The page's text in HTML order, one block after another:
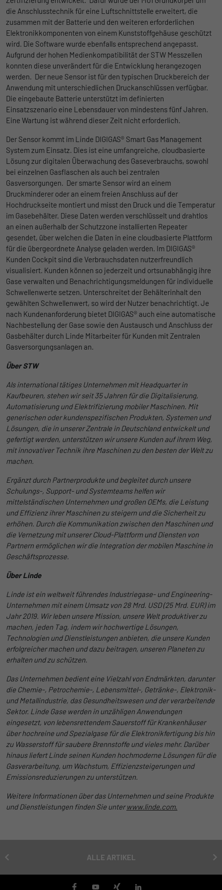
die Anschlusstechnik für eine Luftschnittstelle erweitert, die
zusammen mit der Batterie und den weiteren erforderlichen
Elektronikkomponenten von einem Kunststoffgehäuse geschützt
wird. Die Software wurde ebenfalls entsprechend angepasst.
Aufgrund der hohen Medienkompatibilität der STW Messzellen
konnten diese unverändert für die Entwicklung herangezogen
werden. Der neue Sensor ist für den typischen Druckbereich der
Anwendung mit unterschiedlichen Druckanschlüssen verfügbar.
Die eingebaute Batterie unterstützt im definierten
Einsatzszenario eine Lebensdauer von mindestens fünf Jahren.
Eine Wartung ist während dieser Zeit nicht erforderlich.
Der Sensor kommt im Linde DIGIGAS® Smart Gas Management
System zum Einsatz. Dies ist eine umfangreiche, cloudbasierte
Lösung zur digitalen Überwachung des Gaseverbrauchs, sowohl
bei einzelnen Gasflaschen als auch bei zentralen
Gasversorgungen. Der smarte Sensor wird an einem
Druckminderer oder an einem freien Anschluss auf der
Hochdruckseite montiert und misst den Druck und die Temperatur
im Gasebehälter. Diese Daten werden verschlüsselt und drahtlos
an einen außerhalb der Schutzzone installierten Repeater
gesendet, über welchen die Daten in eine cloudbasierte Plattform
für die übergeordnete Analyse geladen werden. Im DIGIGAS®
Kunden Cockpit sind die Verbrauchsdaten nutzerfreundlich
visualisiert. Kunden können so jederzeit und ortsunabhängig ihre
Gase verwalten und Benachrichtigungsmeldungen für individuelle
Schwellenwerte setzen. Unterschreitet der Behälterinhalt den
gewählten Schwellenwert, so wird der Nutzer benachrichtigt. Je
nach Kundenanforderung bietet DIGIGAS® auch eine automatische
Nachbestellung der Gase sowie den Austausch und Anschluss der
Gasbehälter durch Linde Mitarbeiter für Kunden mit Zentralen
Gasversorgungsanlagen an.
Über STW
Als international tätiges Unternehmen mit Headquarter in
Kaufbeuren, stehen wir seit 35 Jahren für die Digitalisierung,
Automatisierung und Elektrifizierung mobiler Maschinen. Mit
generischen oder kundenspezifischen Produkten, Systemen und
Lösungen, die in unserer Zentrale in Deutschland entwickelt und
gefertigt werden, unterstützen wir unsere Kunden auf ihrem Weg,
mit innovativer Technik ihre Maschinen zu den besten der Welt zu
machen.
Ergänzt durch Partnerprodukte und begleitet durch unsere
Schulungs-, Support- und Systemteams helfen wir
mittelständischen Unternehmen und großen OEMs, die Leistung
und Effizienz ihrer Maschinen zu steigern und die Sicherheit zu
erhöhen. Durch die Kommunikation zwischen den Maschinen und
die Vernetzung mit unserer Cloud-Plattform und Diensten von
Partnern ermöglichen wir die Integration der mobilen Maschine in
Geschäftsprozesse.
Über Linde
Linde ist ein weltweit führendes Industriegase- und Engineering-
Unternehmen mit einem Umsatz von 28 Mrd. USD (25 Mrd. EUR) im
Jahr 2019. Wir leben unsere Mission, unsere Welt produktiver zu
machen, jeden Tag, indem wir hochwertige Lösungen,
Technologien und Dienstleistungen anbieten, die unsere Kunden
erfolgreicher machen und dazu beitragen, unseren Planeten zu
erhalten und zu schützen.
Das Unternehmen bedient eine Vielzahl von Endmärkten, darunter
die Chemie-, Petrochemie-, Lebensmittel-, Getränke-, Elektronik-
und Metallindustrie, das Gesundheitswesen und der verarbeitende
Sektor. Linde Gase werden in unzähligen Anwendungen
eingesetzt, von lebensrettendem Sauerstoff für Krankenhäuser
über hochreine und Spezialgase für die Elektronikfertigung bis hin
zu Wasserstoff für saubere Brennstoffe und vieles mehr. Darüber
hinaus liefert Linde seinen Kunden hochmoderne Lösungen für die
Gasverarbeitung, um Wachstum, Effizienzsteigerungen und
Emissionsreduzierungen zu unterstützen.
Weitere Informationen über das Unternehmen und seine Produkte
und Dienstleistungen finden Sie unterwww.linde.com.
ALLE ARTIKEL
Zweck
Registriert eine eindeutige ID, die
verwendet wird, um statistische Daten
dazu, wie der Besucher die Website nutzt,
zu generieren.
Anbieter Google
Laufzeit 1 Tag
Google Analytics nimmt sich diesen Cookie
zur Hilfe, um die Anforderungsrate zu
drosseln und die Datenerfassung auf
Websites mit hohem Datenverkehr zu
begrenzen.
Name _gid
Laufzeit 1 Tag
Zweck
Registriert eine eindeutige ID, die
verwendet wird, um statistische Daten
dazu, wie der Besucher die Website nutzt,
zu generieren.
Name _gat_UA-139898258-1
Anbieter
Laufzeit 1 Tag
Zweck
Google Analytics nimmt sich diesen Cookie
zur Hilfe, um die Anforderungsrate zu
drosseln und die Datenerfassung auf
Websites mit hohem Datenverkehr zu
begrenzen.
Name _pk_id
Anbieter Matomo
Laufzeit 1 Jahr und 1 Monat
Zweck
Matomo setzt dieses Cookie, um eine
Anbieter Matomo
Laufzeit 1 Stunde
Matomo setzt dieses Cookie, um eine
eindeutige Sitzungs-ID zu speichern, mit
werden, wie die Benutzer die Website
Ohne diese Einbindung können die Jobangebote nicht
dargestellt werden.
Name _bms_session
Anbieter Empfehlungsbund
Laufzeit 1 Jahr
Zweck
Wird von Empfehlungsbund.de gesetzt, um
die Session des Besuchers für Bewerbungs-
und Empfehlungsfunktionen zu speichern.
Cookie-Informationen anzeigen
LinkedIn/Marketing
Das LinkedIn Insight Tag wird verwendet, um Besuche und
Aktionen auf unserer Website nachzuverfolgen. Die Daten
helfen uns, die Wirksamkeit von Werbekampagnen zu messen
und interessenbasierte Werbung auf LinkedIn anzuzeigen.
Name li_gc
Anbieter LinkedIn
Laufzeit 6 Monate
Zweck
Speichert die Zustimmung der Besucher zur
Verwendung von Cookies für nicht
wesentliche Zwecke.
Name
Anbieter LinkedIn
Laufzeit 1 Tag
Zweck
Wird für die Datenweiterleitung von einem
Server an einen anderen verwendet.
Name bcookie
Laufzeit 2 Jahre
Zweck
Browser-ID-Cookie zur eindeutigen
Identifizierung von Geräten, die auf
LinkedIn-Dienste zugreifen.
Cookie-Informationen anzeigen